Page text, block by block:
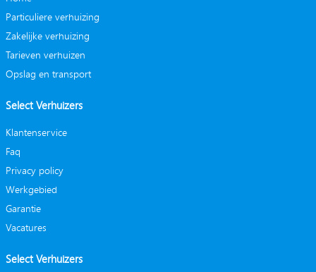
Particuliere verhuizing
Zakelijke verhuizing
Tarieven verhuizen
Opslag en transport
Select Verhuizers
Klantenservice
Faq
Privacy policy
Werkgebied
Garantie
Vacatures
Select Verhuizers